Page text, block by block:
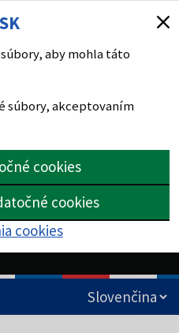
aby mohla táto
súbory, akceptovaním
cookies
cookies
cookies